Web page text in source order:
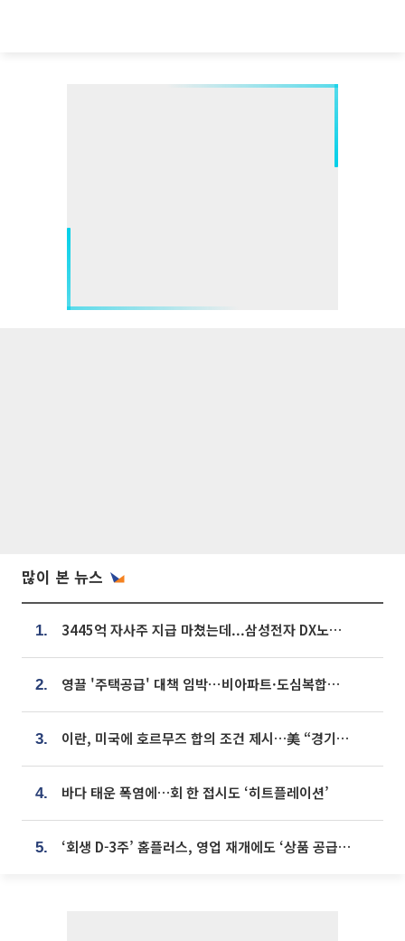
많이 본 뉴스
1. 3445억 자사주 지급 마쳤는데...삼성전자 DX노조, 뒤늦은 '떼쓰기 집회'
2. 영끌 '주택공급' 대책 임박⋯비아파트·도심복합까지 총동원
3. 이란, 미국에 호르무즈 합의 조건 제시…美 “경기 아직 안 끝나” [종합]
4. 바다 태운 폭염에…회 한 접시도 ‘히트플레이션’
5. ‘회생 D-3주’ 홈플러스, 영업 재개에도 ‘상품 공급망’ 복구가 생존 관건